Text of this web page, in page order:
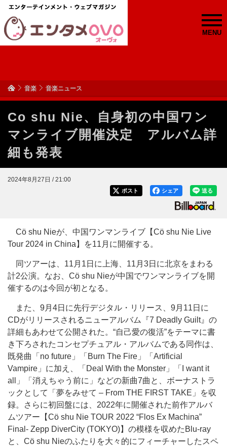
MENU
音楽 音楽ニュース
Co shu Nie、自身初の中国ワン
マンライブ開催決定 アルバム詳
細も発表
2024年8月27日 / 21:00
送る
シェア
ポスト
Cö shu Nieが、中国ワンマンライブ【Cö shu Nie Live
Tour 2024 in China】を11月に開催する。
同ツアーは、11月1日に上海、11月3日に北京をまわる
計2公演。なお、Cö shu Nieが中国でワンマンライブを開
催するのは今回が初となる。
また、9月4日に先行デジタル・リリース、9月11日に
CDがリリースされるニューアルバム『7 Deadly Guilt』の
詳細もあわせて公開された。“自己愛の復活”をテーマに書
き下ろされたコンセプチュアル・アルバムである同作は、
既発曲「no future」「Burn The Fire」「Artificial
Vampire」に加え、「Deal With the Monster」「I want it
all」「消えちゃう前に」などの新曲7曲と、ボーナストラ
ックとして「夢をみせて – From THE FIRST TAKE」を収
録。さらに初回盤には、2022年に開催された前作アルバ
ムツアー【Cö shu Nie TOUR 2022 “Flos Ex Machina”
Final- Zepp DiverCity (TOKYO)】の模様を収めたBlu-ray
と、Cö shu Nieのふたりを大々的にフィーチャーしたスペ